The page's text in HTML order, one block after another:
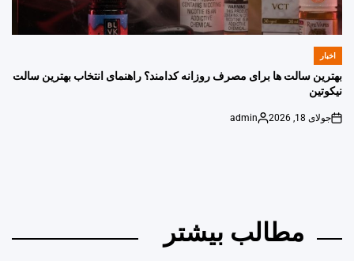
POSTED
اخبار
بهترین سالت ها برای مصرف روزانه کدامند؟ راهنمای انتخاب بهترین سالت
نیکوتین
on
جولای 18, 2026
Posted
admin
مطالب بیشتر